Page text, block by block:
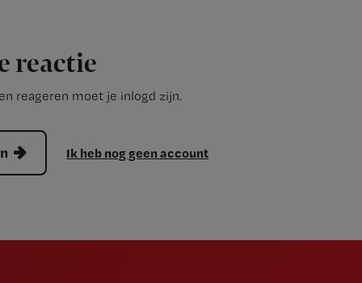
reactie
reageren moet je inlogd zijn.
Ik heb nog geen account